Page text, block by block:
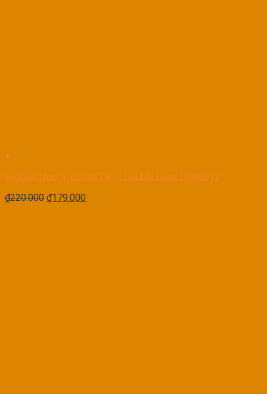
+
Bộ Đầu Tháo Vít 8 Chi Tiết | Double Drive DD65912
₫220.000 ₫179.000